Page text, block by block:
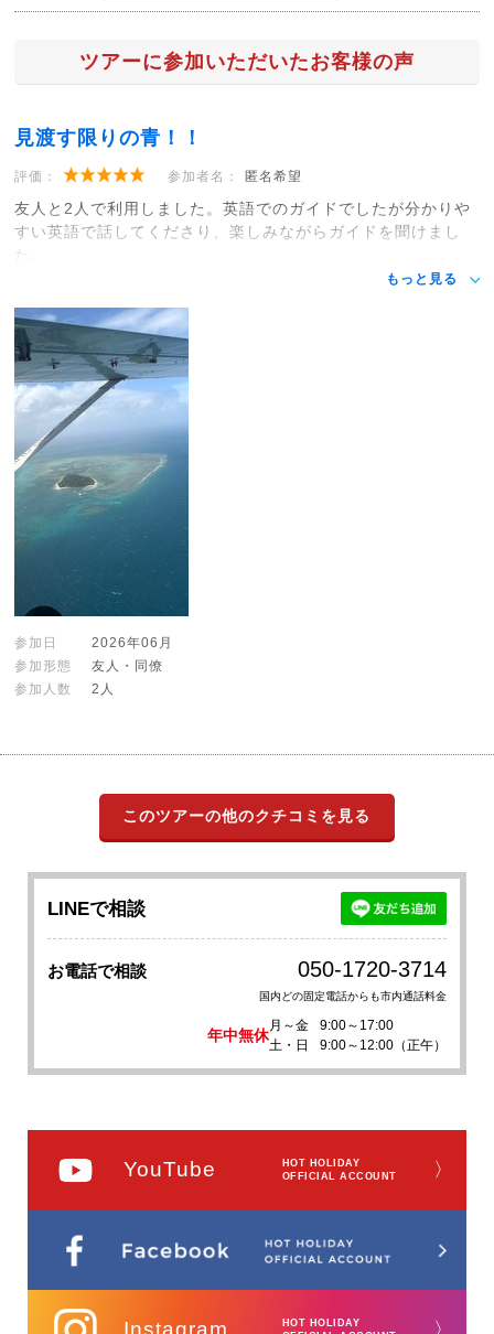
ツアーに参加いただいたお客様の声
見渡す限りの青！！
評価： 参加者名： 匿名希望
友人と2人で利用しました。英語でのガイドでしたが分かりや
すい英語で話してくださり、楽しみながらガイドを聞けまし
た。
もっと見る
参加日
2026年06月
参加形態
友人・同僚
参加人数
2人
このツアーの他のクチコミを見る
LINEで相談
お電話で相談 050-1720-3714
国内どの固定電話からも市内通話料金
年中無休
月～金
9:00～17:00
土・日
9:00～12:00（正午）
YouTube
HOT HOLIDAY
OFFICIAL ACCOUNT
〉
HOT HOLIDAY
〉